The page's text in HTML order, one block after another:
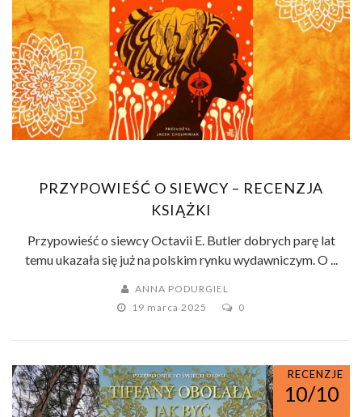
PRZYPOWIEŚĆ O SIEWCY – RECENZJA
KSIĄŻKI
Przypowieść o siewcy Octavii E. Butler dobrych parę lat
temu ukazała się już na polskim rynku wydawniczym. O ...
ANNA PODURGIEL
19 marca 2025
0
RECENZJE
10/10